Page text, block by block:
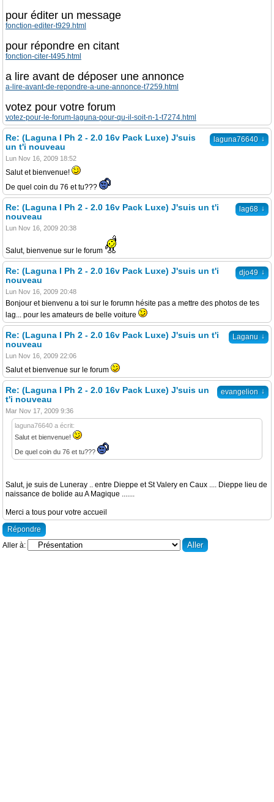
pour éditer un message
fonction-editer-t929.html
pour répondre en citant
fonction-citer-t495.html
a lire avant de déposer une annonce
a-lire-avant-de-repondre-a-une-annonce-t7259.html
votez pour votre forum
votez-pour-le-forum-laguna-pour-qu-il-soit-n-1-t7274.html
laguna76640 ↓
Re: (Laguna I Ph 2 - 2.0 16v Pack Luxe) J'suis
un t'i nouveau
Lun Nov 16, 2009 18:52
Salut et bienvenue!
De quel coin du 76 et tu???
lag68 ↓
Re: (Laguna I Ph 2 - 2.0 16v Pack Luxe) J'suis un t'i
nouveau
Lun Nov 16, 2009 20:38
Salut, bienvenue sur le forum
djo49 ↓
Re: (Laguna I Ph 2 - 2.0 16v Pack Luxe) J'suis un t'i
nouveau
Lun Nov 16, 2009 20:48
Bonjour et bienvenu a toi sur le forumn hésite pas a mettre des photos de tes
lag... pour les amateurs de belle voiture
Laganu ↓
Re: (Laguna I Ph 2 - 2.0 16v Pack Luxe) J'suis un t'i
nouveau
Lun Nov 16, 2009 22:06
Salut et bienvenue sur le forum
evangelion ↓
Re: (Laguna I Ph 2 - 2.0 16v Pack Luxe) J'suis un
t'i nouveau
Mar Nov 17, 2009 9:36
laguna76640 a écrit:
Salut et bienvenue!
De quel coin du 76 et tu???
Salut, je suis de Luneray .. entre Dieppe et St Valery en Caux .... Dieppe lieu de
naissance de bolide au A Magique .......
Merci a tous pour votre accueil
Répondre
Aller à: